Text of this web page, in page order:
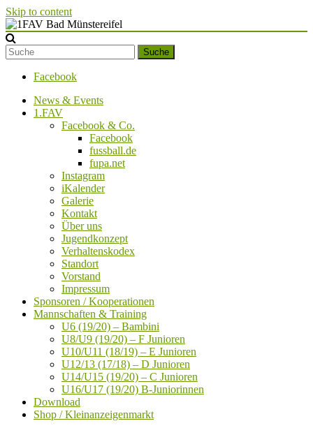
Skip to content
1FAV Bad Münstereifel Suche
Facebook
News & Events
1.FAV
Facebook & Co.
Facebook
fussball.de
fupa.net
Instagram
iKalender
Galerie
Kontakt
Über uns
Jugendkonzept
Verhaltenskodex
Standort
Vorstand
Impressum
Sponsoren / Kooperationen
Mannschaften & Training
U6 (19/20) – Bambini
U8/U9 (19/20) – F Junioren
U10/U11 (18/19) – E Junioren
U12/13 (17/18) – D Junioren
U14/U15 (19/20) – C Junioren
U16/U17 (19/20) B-Juniorinnen
Download
Shop / Kleinanzeigenmarkt